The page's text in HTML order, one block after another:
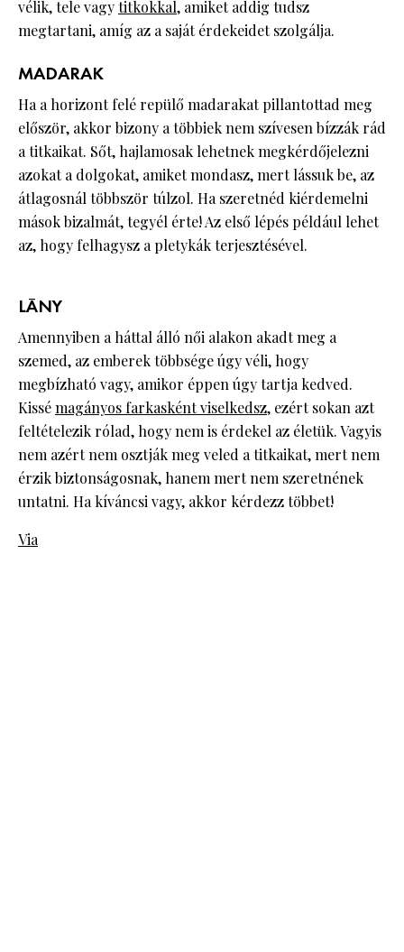
vélik, tele vagytitkokkal, amiket addig tudsz
megtartani, amíg az a saját érdekeidet szolgálja.
MADARAK
Ha a horizont felé repülő madarakat pillantottad meg
először, akkor bizony a többiek nem szívesen bízzák rád
a titkaikat. Sőt, hajlamosak lehetnek megkérdőjelezni
azokat a dolgokat, amiket mondasz, mert lássuk be, az
átlagosnál többször túlzol. Ha szeretnéd kiérdemelni
mások bizalmát, tegyél érte! Az első lépés például lehet
az, hogy felhagysz a pletykák terjesztésével.
LÁNY
Amennyiben a háttal álló női alakon akadt meg a
szemed, az emberek többsége úgy véli, hogy
megbízható vagy, amikor éppen úgy tartja kedved.
Kissémagányos farkasként viselkedsz, ezért sokan azt
feltételezik rólad, hogy nem is érdekel az életük. Vagyis
nem azért nem osztják meg veled a titkaikat, mert nem
érzik biztonságosnak, hanem mert nem szeretnének
untatni. Ha kíváncsi vagy, akkor kérdezz többet!
Via